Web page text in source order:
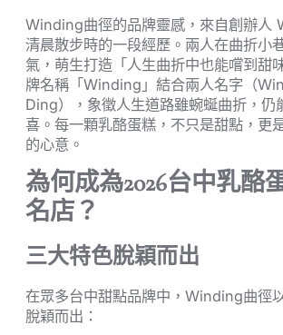
Winding曲徑的品牌靈感，來自創辦人
清晨散步時的一段經歷。兩人在曲折小
氣，萌生打造「人生曲折中也能嚐到甜
牌名稱「Winding」結合兩人名字（
Ding），象徵人生道路雖蜿蜒曲折，仍
喜。每一顆乳酪蛋糕，不只是甜點，更
的心意。
為何成為2026台中乳酪
名店？
三大特色脫穎而出
在眾多台中甜點品牌中，Winding曲徑
脫穎而出：